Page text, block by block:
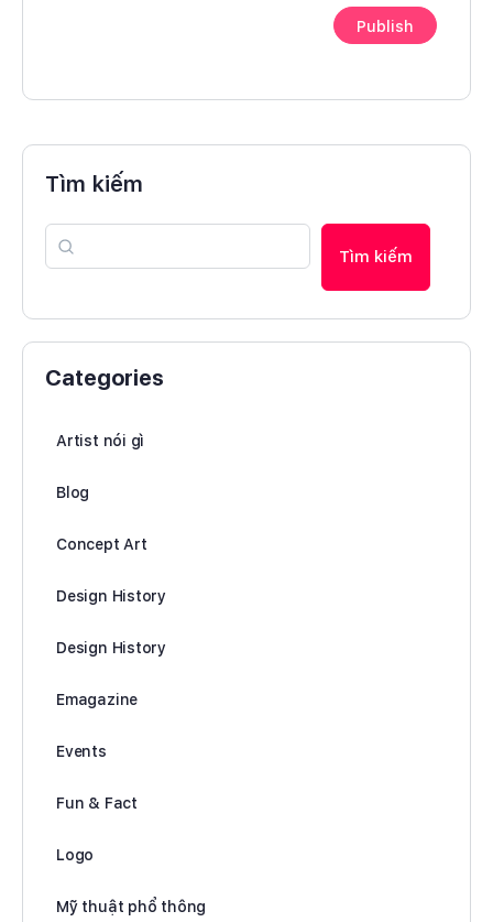
Tìm kiếm
Tìm kiếm
Categories
Artist nói gì
Blog
Concept Art
Design History
Design History
Emagazine
Events
Fun & Fact
Logo
Mỹ thuật phổ thông